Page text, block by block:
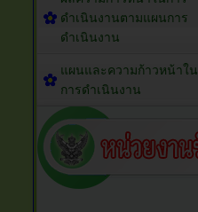
ดำเนินงานตามแผนการ
ดำเนินงาน
แผนและความก้าวหน้าใน
การดำเนินงาน